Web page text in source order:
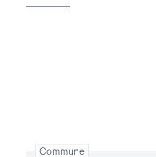
Commune